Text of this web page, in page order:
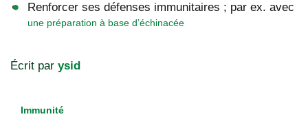
Renforcer ses défenses immunitaires ; par ex. avec
une préparation à base d’échinacée
Écrit par ysid
Immunité